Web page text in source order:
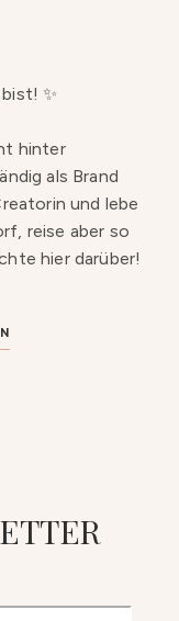
✨
hinter
als Brand
und lebe
reise aber so
hier darüber!